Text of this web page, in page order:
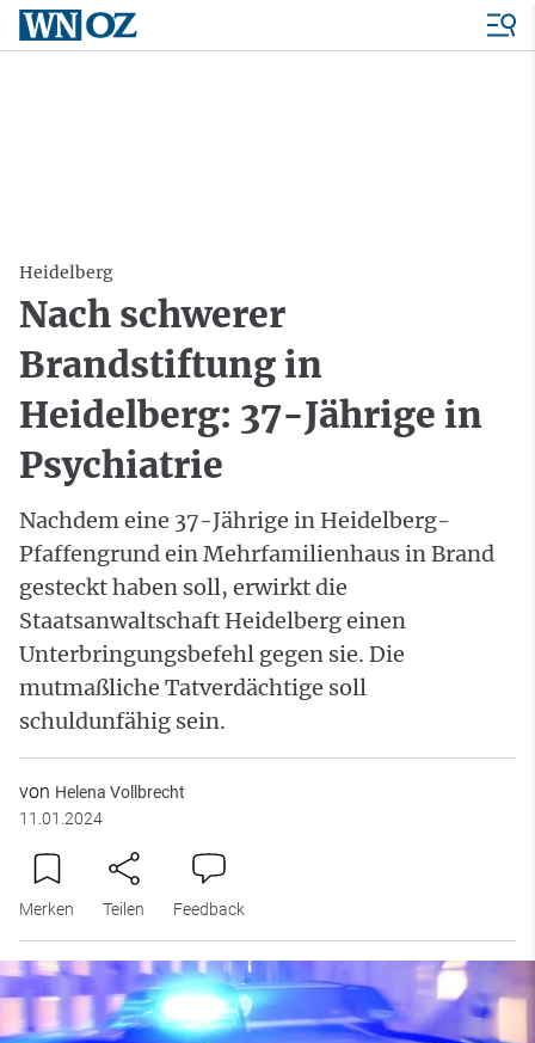
Heidelberg
Nach schwerer
Brandstiftung in
Heidelberg: 37-Jährige in
Psychiatrie
Nachdem eine 37-Jährige in Heidelberg-
Pfaffengrund ein Mehrfamilienhaus in Brand
gesteckt haben soll, erwirkt die
Staatsanwaltschaft Heidelberg einen
Unterbringungsbefehl gegen sie. Die
mutmaßliche Tatverdächtige soll
schuldunfähig sein.
von Helena Vollbrecht
11.01.2024
Merken Teilen Feedback